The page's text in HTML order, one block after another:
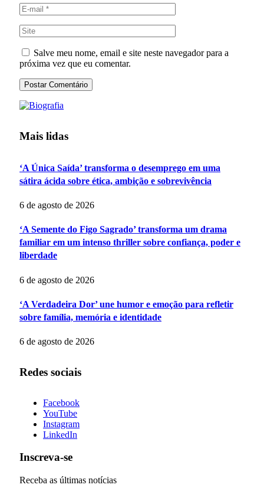
Salve meu nome, email e site neste navegador para a
próxima vez que eu comentar.
Mais lidas
‘A Única Saída’ transforma o desemprego em uma
sátira ácida sobre ética, ambição e sobrevivência
6 de agosto de 2026
‘A Semente do Figo Sagrado’ transforma um drama
familiar em um intenso thriller sobre confiança, poder e
liberdade
6 de agosto de 2026
‘A Verdadeira Dor’ une humor e emoção para refletir
sobre família, memória e identidade
6 de agosto de 2026
Redes sociais
Facebook
YouTube
Instagram
LinkedIn
Inscreva-se
Receba as últimas notícias